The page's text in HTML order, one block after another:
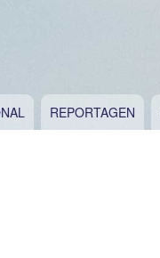
REPORTAGEN